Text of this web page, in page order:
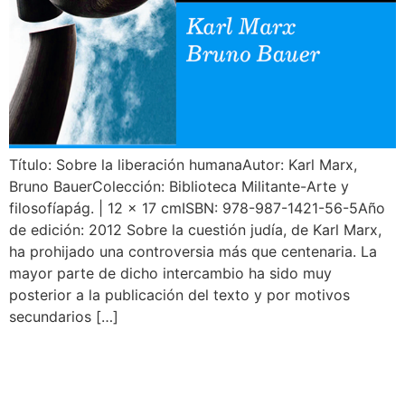
Título: Sobre la liberación humanaAutor: Karl Marx,
Bruno BauerColección: Biblioteca Militante-Arte y
filosofíapág. | 12 x 17 cmISBN: 978-987-1421-56-5Año
de edición: 2012 Sobre la cuestión judía, de Karl Marx,
ha prohijado una controversia más que centenaria. La
mayor parte de dicho intercambio ha sido muy
posterior a la publicación del texto y por motivos
secundarios […]